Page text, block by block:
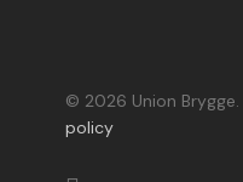
© 2026 Union Brygge.
policy